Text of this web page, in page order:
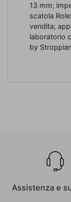
13 mm;
scatola
vendita;
laboratorio
by
Assistenza e